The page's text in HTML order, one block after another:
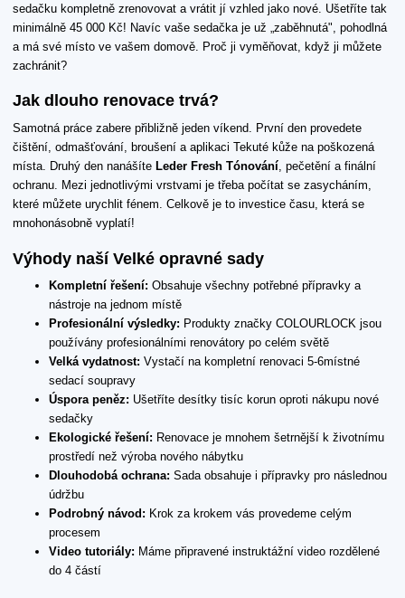
sedačku kompletně zrenovovat a vrátit jí vzhled jako nové. Ušetříte tak
minimálně 45 000 Kč! Navíc vaše sedačka je už „zaběhnutá", pohodlná
a má své místo ve vašem domově. Proč ji vyměňovat, když ji můžete
zachránit?
Jak dlouho renovace trvá?
Samotná práce zabere přibližně jeden víkend. První den provedete
čištění, odmašťování, broušení a aplikaci Tekuté kůže na poškozená
místa. Druhý den nanášíte Leder Fresh Tónování, pečetění a finální
ochranu. Mezi jednotlivými vrstvami je třeba počítat se zasycháním,
které můžete urychlit fénem. Celkově je to investice času, která se
mnohonásobně vyplatí!
Výhody naší Velké opravné sady
Kompletní řešení: Obsahuje všechny potřebné přípravky a
nástroje na jednom místě
Profesionální výsledky: Produkty značky COLOURLOCK jsou
používány profesionálními renovátory po celém světě
Velká vydatnost: Vystačí na kompletní renovaci 5-6místné
sedací soupravy
Úspora peněz: Ušetříte desítky tisíc korun oproti nákupu nové
sedačky
Ekologické řešení: Renovace je mnohem šetrnější k životnímu
prostředí než výroba nového nábytku
Dlouhodobá ochrana: Sada obsahuje i přípravky pro následnou
údržbu
Podrobný návod: Krok za krokem vás provedeme celým
procesem
Video tutoriály: Máme připravené instruktážní video rozdělené
do 4 částí